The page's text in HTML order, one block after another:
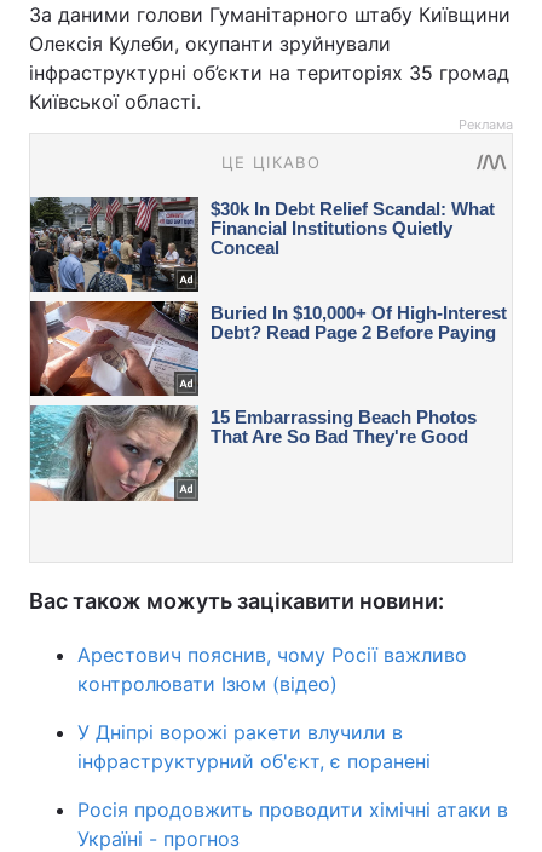
За даними голови Гуманітарного штабу Київщини
Олексія Кулеби, окупанти зруйнували
інфраструктурні об’єкти на територіях 35 громад
Київської області.
Реклама
Вас також можуть зацікавити новини:
Арестович пояснив, чому Росії важливо
контролювати Ізюм (відео)
У Дніпрі ворожі ракети влучили в
інфраструктурний об'єкт, є поранені
Росія продовжить проводити хімічні атаки в
Україні - прогноз